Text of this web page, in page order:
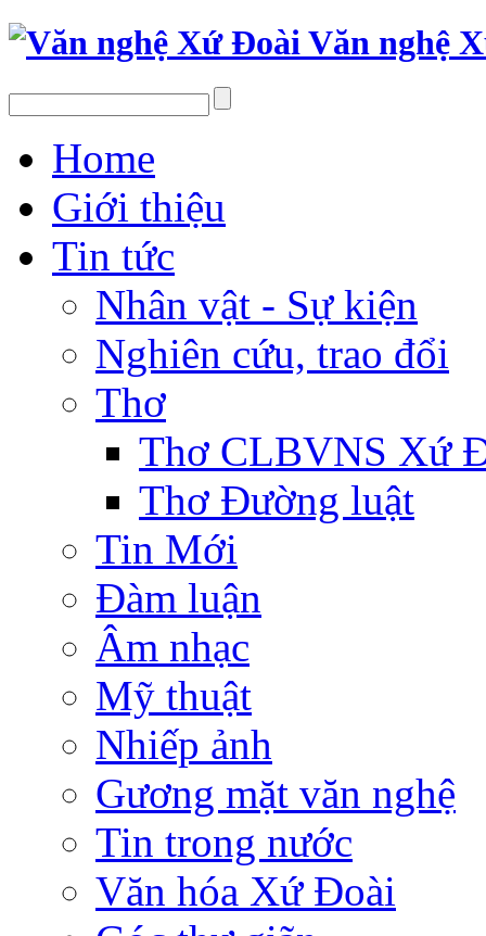
Văn nghệ
Home
Giới thiệu
Tin tức
Nhân vật - Sự kiện
Nghiên cứu, trao đổi
Thơ
Thơ CLBVNS Xứ
Thơ Đường luật
Tin Mới
Đàm luận
Âm nhạc
Mỹ thuật
Nhiếp ảnh
Gương mặt văn nghệ
Tin trong nước
Văn hóa Xứ Đoài